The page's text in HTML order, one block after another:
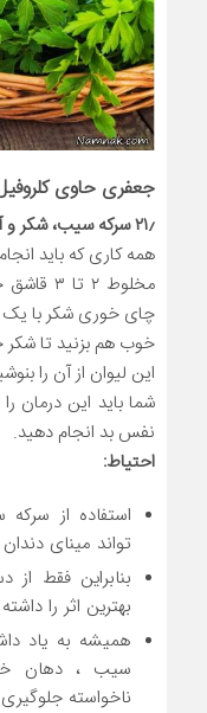
جعفری حاوی
۲۱٫ سرکه سیب، شکر و آب
همه کاری که باید
چای خوری شکر با
خوب هم بزنید تا
این لیوان از آن را
شما باید این درمان
نفس بد انجام دهید.
احتیاط:
استفاده از
تواند مینای
بنابراین فقط از
بهترین اثر را
همیشه به یاد
سیب ، دهان
ناخواسته